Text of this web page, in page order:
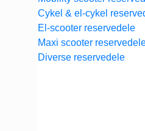
Cykel & el-cykel
El-scooter reservedele
Maxi scooter
Diverse reservedele